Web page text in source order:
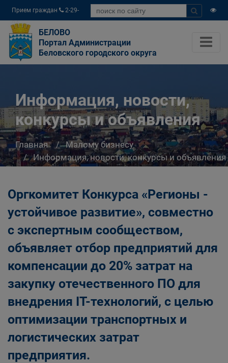
Прием граждан
2-29-
04
БЕЛОВО
Портал Администрации
Беловского городского округа
Информация, новости,
конкурсы и объявления
Главная
Малому бизнесу
Информация, новости, конкурсы и объявления
Оргкомитет Конкурса «Регионы -
устойчивое развитие», совместно
с экспертным сообществом,
объявляет отбор предприятий для
компенсации до 20% затрат на
закупку отечественного ПО для
внедрения IT-технологий, с целью
оптимизации транспортных и
логистических затрат
предприятия.